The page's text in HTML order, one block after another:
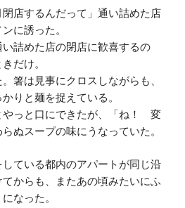
閉店するんだって」通い詰めた店
に誘った。
い詰めた店の閉店に歓喜するの
だけ。
箸は見事にクロスしながらも、
りと麺を捉えている。
っと口にできたが、「ね！ 変
ぬスープの味にうなっていた。
ている都内のアパートが同じ沿
からも、またあの頃みたいにふ
なった。